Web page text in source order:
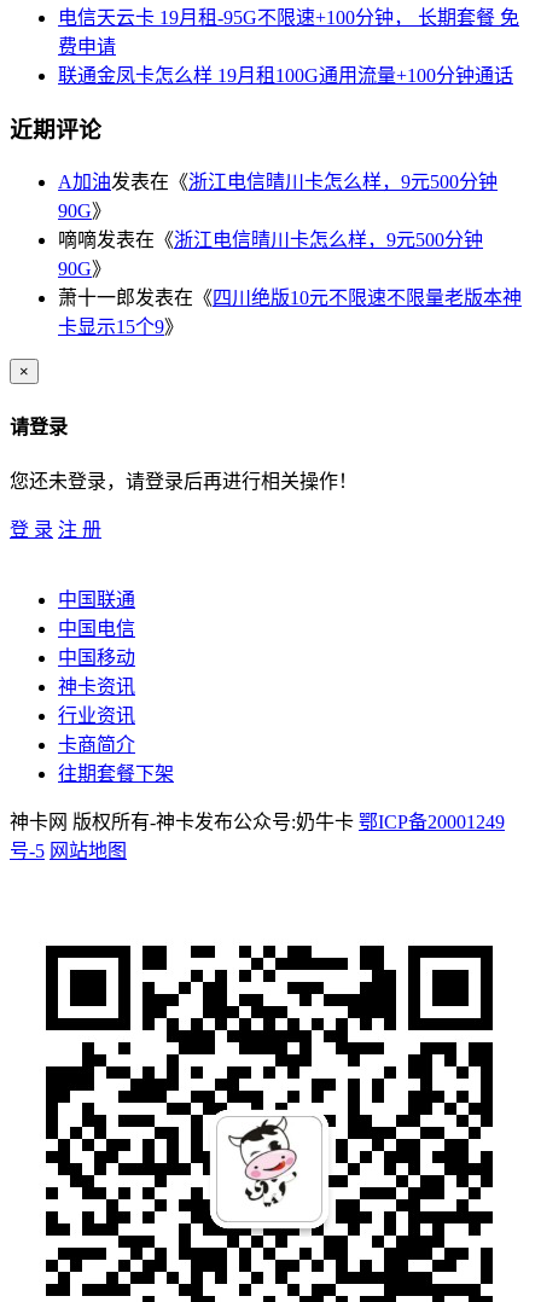
电信天云卡 19月租-95G不限速+100分钟， 长期套餐 免
费申请
联通金凤卡怎么样 19月租100G通用流量+100分钟通话
近期评论
A加油发表在《浙江电信晴川卡怎么样，9元500分钟
90G》
嘀嘀发表在《浙江电信晴川卡怎么样，9元500分钟
90G》
萧十一郎发表在《四川绝版10元不限速不限量老版本神
卡显示15个9》
×
请登录
您还未登录，请登录后再进行相关操作！
登 录 注 册
中国联通
中国电信
中国移动
神卡资讯
行业资讯
卡商简介
往期套餐下架
神卡网 版权所有-神卡发布公众号:奶牛卡 鄂ICP备20001249
号-5 网站地图